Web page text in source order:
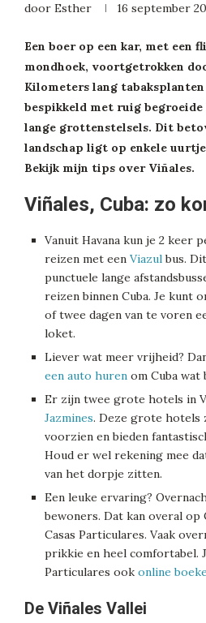
door Esther 16 september
Een boer op een kar, met een
mondhoek, voortgetrokken
Kilometers lang tabaksplanten
bespikkeld met ruig
lange grottenstelsels. Dit
landschap ligt op enkele
Bekijk mijn tips over Viñales.
Viñales, Cuba: zo
Vanuit Havana kun je 2 keer
reizen met een Viazulbus.
punctuele lange
reizen binnen Cuba. Je kunt
of twee dagen van te voren
loket.
Liever wat meer vrijheid?
een auto huren om Cuba
Er zijn twee grote hotels in
Jazmines. Deze grote hotels
voorzien en bieden
Houd er wel rekening mee
van het dorpje zitten.
Een leuke ervaring?
bewoners. Dat kan overal op
Casas Particulares. Vaak
prikkie en heel comfortabel.
Particulares ook online
De Viñales Vallei